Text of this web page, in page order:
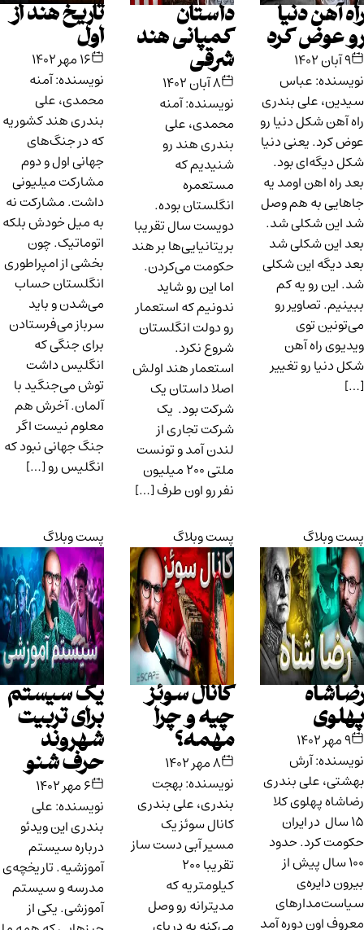
راه آهن دنیا
رو عوض کرد
۹ آبان ۱۴۰۲
نویسنده: عباس
سیدین، علی بندری
راه آهن شکل دنیا رو
عوض کرد. یعنی دنیا
شکل دیگه‌ای بود.
بعد راه اهن اومد یه
جاهایی به هم وصل
شد این شکلی شد.
بعد این شکلی شد
بعد دیگه این شکلی
شد. این رو یه کم
ببینیم. تصاویر رو
می‌تونین توی
ویدیوی راه آهن
شکل دنیا رو تغییر
[…]
داستان
کمپانی هند
شرقی
۸ آبان ۱۴۰۲
نویسنده: آمنه
محمدی، علی
بندری هند رو
شنیدیم که
مستعمره
انگلستان بوده.
دویست سال تقریبا
بریتانیایی‌ها بر هند
حکومت می‌کردن.
اما این رو شاید
ندونیم که استعمار
رو دولت انگلستان
شروع نکرد.
استعمار هند اولش
اصلا داستان یک
شرکت بود. یک
شرکت تجاری از
لندن آمد و تونست
ملتی ۲۰۰ میلیون
نفر رو اون طرف […]
تاریخ هند از
اول
۱۶ مهر ۱۴۰۲
نویسنده: آمنه
محمدی، علی
بندری هند کشوریه
که در جنگ‌های
جهانی اول و دوم
مشارکت میلیونی
داشت. مشارکت نه
به میل خودش بلکه
اتوماتیک. چون
بخشی از امپراطوری
انگلستان حساب
می‌شدن و باید
سرباز می‌فرستادن
برای جنگی که
انگلیس داشت
توش می‌جنگید با
آلمان. آخرش هم
معلوم نیست اگر
جنگ جهانی نبود که
انگلیس رو […]
پست وبلاگ
رضاشاه
پهلوی
۹ مهر ۱۴۰۲
نویسنده: آرش
بهشتی، علی بندری
رضاشاه پهلوی کلا
۱۵ سال در ایران
حکومت کرد. حدود
۱۰۰ سال پیش از
بیرون دایره‌ی
سیاست‌مدارهای
معروف اون دوره آمد
پست وبلاگ
کانال سوئز
چیه و چرا
مهمه؟
۸ مهر ۱۴۰۲
نویسنده: بهجت
بندری، علی بندری
کانال سوئز یک
مسیر آبی دست ساز
تقریبا ۲۰۰
کیلومتریه که
مدیترانه رو وصل
پست وبلاگ
یک سیستم
برای تربیت
شهروند
حرف شنو
۶ مهر ۱۴۰۲
نویسنده: علی
بندری این ویدئو
درباره سیستم
آموزشیه. تاریخچه‌‌ی
مدرسه و سیستم
آموزشی. یکی از